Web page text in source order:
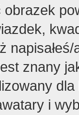
obrazek
znany
i